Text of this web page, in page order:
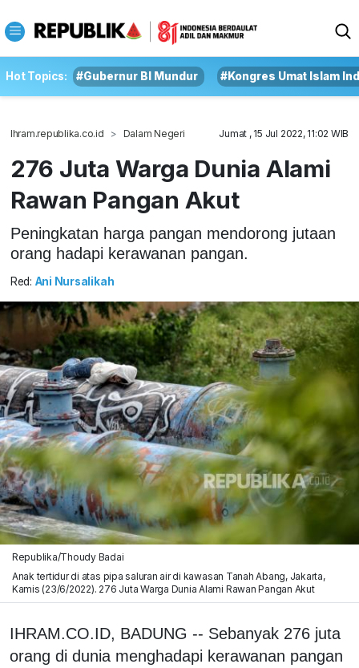
Hot Topics: #Gubernur BI Mundur #Kongres Umat Islam
Ihram.republika.co.id Dalam Negeri Jumat , 15 Jul 2022, 11:02 WIB
276 Juta Warga Dunia Alami
Rawan Pangan Akut
Peningkatan harga pangan mendorong jutaan
orang hadapi kerawanan pangan.
Red: Ani Nursalikah
Republika/Thoudy Badai
Anak tertidur di atas pipa saluran air di kawasan Tanah Abang, Jakarta,
Kamis (23/6/2022). 276 Juta Warga Dunia Alami Rawan Pangan Akut
IHRAM.CO.ID, BADUNG -- Sebanyak 276 juta
orang di dunia menghadapi kerawanan pangan